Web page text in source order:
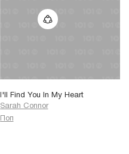
I'll Find You In My Heart
Sarah Connor
Поп